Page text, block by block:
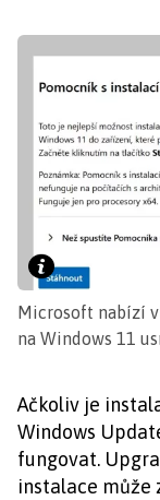
Microsoft nabízí
na Windows 11
Ačkoliv je
Windows
fungovat.
instalace může